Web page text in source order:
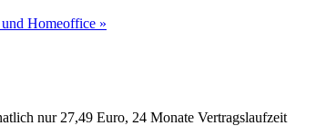
Homeoffice »
nur 27,49 Euro, 24 Monate Vertragslaufzeit